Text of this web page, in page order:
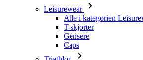
Leisurewear
Alle i kategorien
T-skjorter
Gensere
Caps